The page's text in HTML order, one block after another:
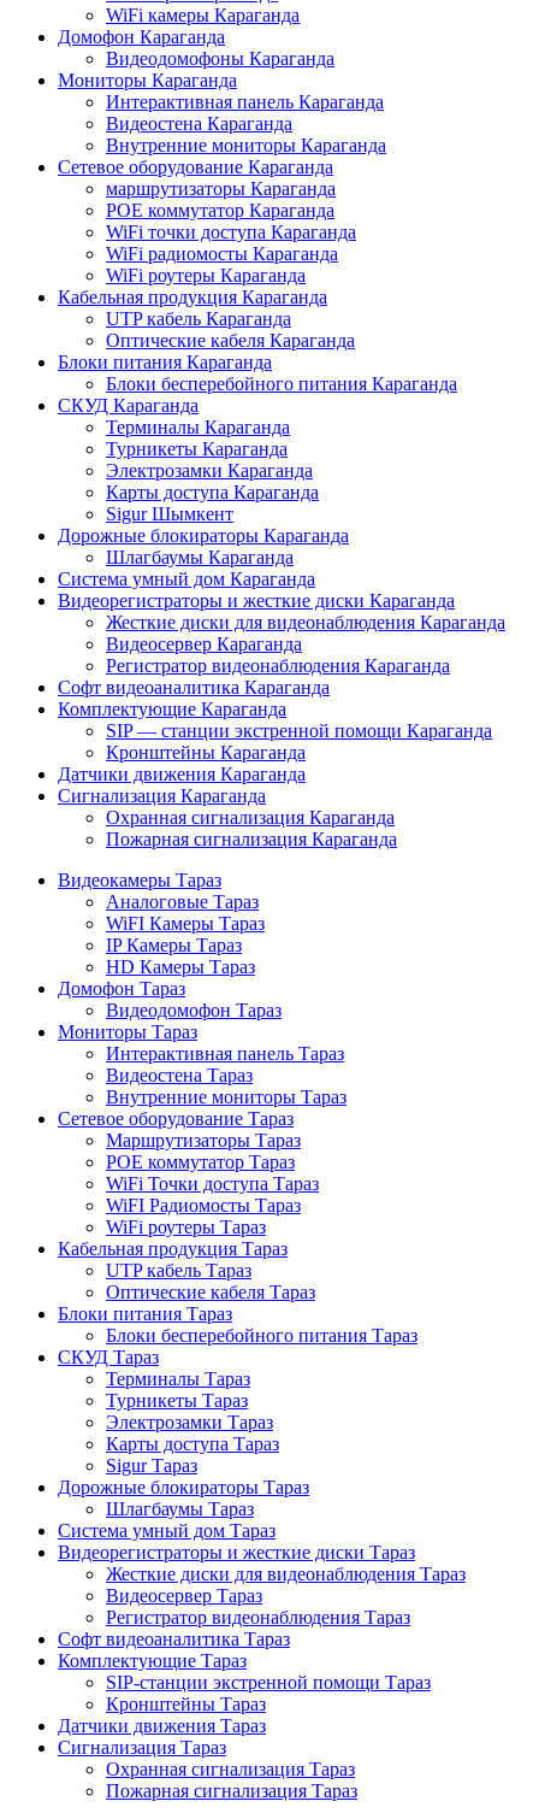
WiFi камеры Караганда
Домофон Караганда
Видеодомофоны Караганда
Мониторы Караганда
Интерактивная панель Караганда
Видеостена Караганда
Внутренние мониторы Караганда
Сетевое оборудование Караганда
маршрутизаторы Караганда
POE коммутатор Караганда
WiFi точки доступа Караганда
WiFi радиомосты Караганда
WiFi роутеры Караганда
Кабельная продукция Караганда
UTP кабель Караганда
Оптические кабеля Караганда
Блоки питания Караганда
Блоки бесперебойного питания Караганда
СКУД Караганда
Терминалы Караганда
Турникеты Караганда
Электрозамки Караганда
Карты доступа Караганда
Sigur Шымкент
Дорожные блокираторы Караганда
Шлагбаумы Караганда
Система умный дом Караганда
Видеорегистраторы и жесткие диски Караганда
Жесткие диски для видеонаблюдения Караганда
Видеосервер Караганда
Регистратор видеонаблюдения Караганда
Софт видеоаналитика Караганда
Комплектующие Караганда
SIP — станции экстренной помощи Караганда
Кронштейны Караганда
Датчики движения Караганда
Сигнализация Караганда
Охранная сигнализация Караганда
Пожарная сигнализация Караганда
Видеокамеры Тараз
Аналоговые Тараз
WiFI Камеры Тараз
IP Камеры Тараз
HD Камеры Тараз
Домофон Тараз
Видеодомофон Тараз
Мониторы Тараз
Интерактивная панель Тараз
Видеостена Тараз
Внутренние мониторы Тараз
Сетевое оборудование Тараз
Маршрутизаторы Тараз
POE коммутатор Тараз
WiFi Точки доступа Тараз
WiFI Радиомосты Тараз
WiFi роутеры Тараз
Кабельная продукция Тараз
UTP кабель Тараз
Оптические кабеля Тараз
Блоки питания Тараз
Блоки бесперебойного питания Тараз
СКУД Тараз
Терминалы Тараз
Турникеты Тараз
Электрозамки Тараз
Карты доступа Тараз
Sigur Тараз
Дорожные блокираторы Тараз
Шлагбаумы Тараз
Система умный дом Тараз
Видеорегистраторы и жесткие диски Тараз
Жесткие диски для видеонаблюдения Тараз
Видеосервер Тараз
Регистратор видеонаблюдения Тараз
Софт видеоаналитика Тараз
Комплектующие Тараз
SIP-станции экстренной помощи Тараз
Кронштейны Тараз
Датчики движения Тараз
Сигнализация Тараз
Охранная сигнализация Тараз
Пожарная сигнализация Тараз